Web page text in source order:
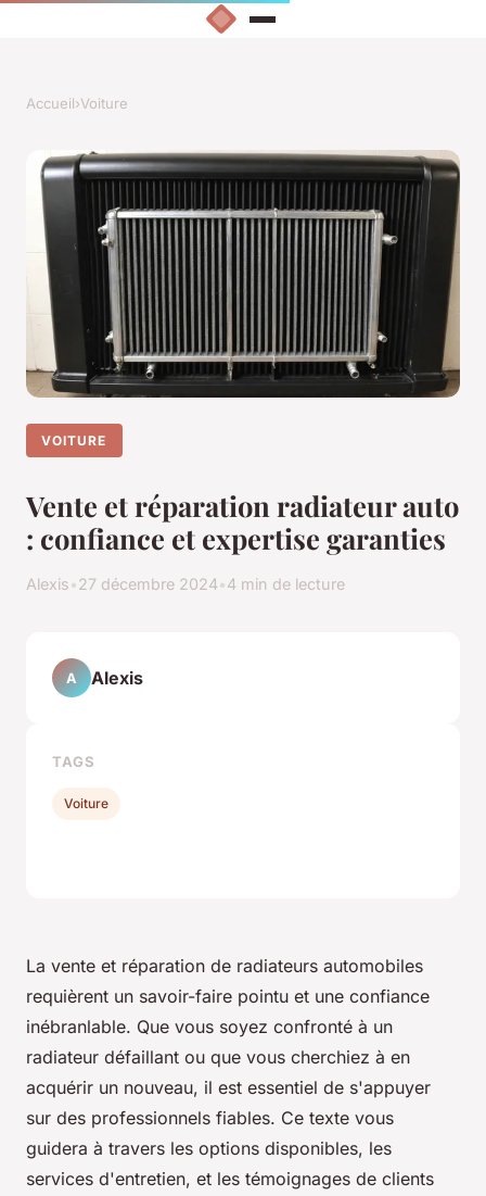
Accueil›Voiture
VOITURE
Vente et réparation radiateur auto
: confiance et expertise garanties
Alexis•27 décembre 2024•4 min de lecture
La vente et réparation de radiateurs automobiles
requièrent un savoir-faire pointu et une confiance
inébranlable. Que vous soyez confronté à un
radiateur défaillant ou que vous cherchiez à en
acquérir un nouveau, il est essentiel de s'appuyer
sur des professionnels fiables. Ce texte vous
guidera à travers les options disponibles, les
services d'entretien, et les témoignages de clients
A Alexis
TAGS
Voiture